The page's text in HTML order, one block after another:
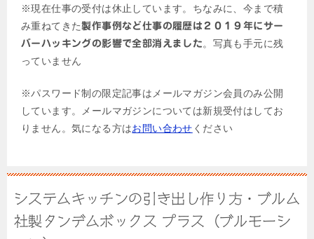
※現在仕事の受付は休止しています。ちなみに、今まで積
み重ねてきた製作事例など仕事の履歴は２０１９年にサー
バーハッキングの影響で全部消えました 。写真も手元に残
っていません
※パスワード制の限定記事はメールマガジン会員のみ公開
しています。メールマガジンについては新規受付はしてお
りません。気になる方はお問い合わせ ください
システムキッチンの引き出し作り方・ブルム
社製タンデムボックス プラス（ブルモーシ